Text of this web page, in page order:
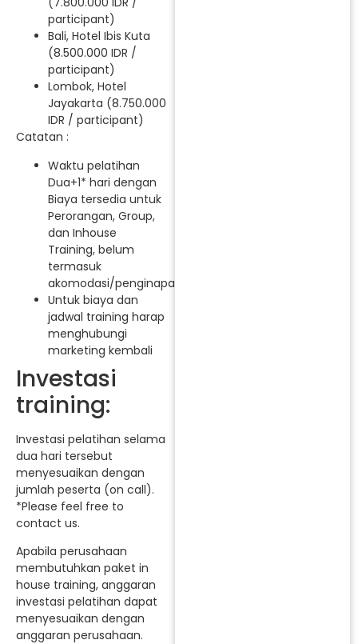
participant)
Bali, Hotel Ibis Kuta
(8.500.000 IDR /
participant)
Lombok, Hotel
Jayakarta (8.750.000
IDR / participant)
Catatan :
Waktu pelatihan
Dua+1* hari dengan
Biaya tersedia untuk
Perorangan, Group,
dan Inhouse
Training, belum
termasuk
akomodasi/penginapan.
Untuk biaya dan
jadwal training harap
menghubungi
marketing kembali
Investasi
training:
Investasi pelatihan selama
dua hari tersebut
menyesuaikan dengan
jumlah peserta (on call).
*Please feel free to
contact us.
Apabila perusahaan
membutuhkan paket in
house training, anggaran
investasi pelatihan dapat
menyesuaikan dengan
anggaran perusahaan.